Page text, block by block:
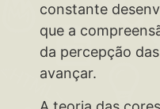
constante
que a
da percepção
avançar.